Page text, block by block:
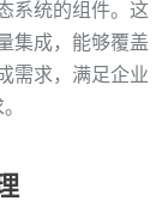
系统的组件。这
集成，能够覆盖
需求，满足企业